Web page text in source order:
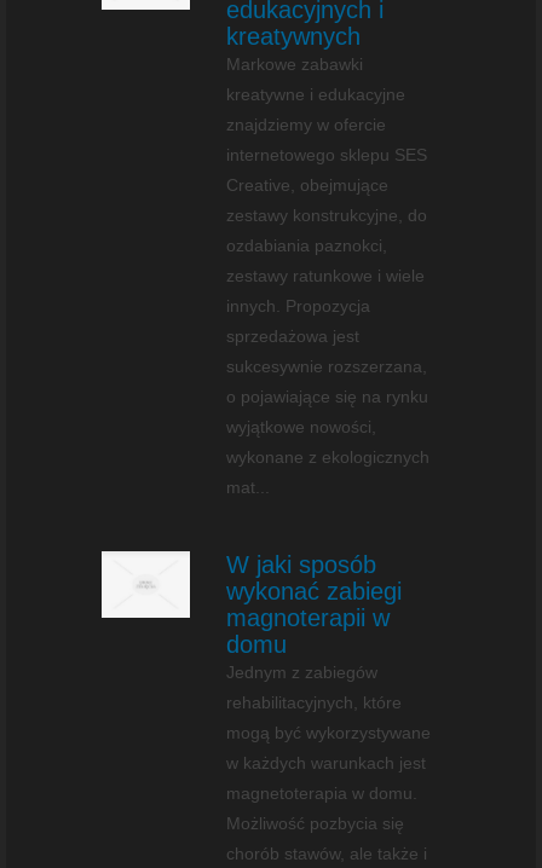
edukacyjnych i
kreatywnych
Markowe zabawki
kreatywne i edukacyjne
znajdziemy w ofercie
internetowego sklepu SES
Creative, obejmujące
zestawy konstrukcyjne, do
ozdabiania paznokci,
zestawy ratunkowe i wiele
innych. Propozycja
sprzedażowa jest
sukcesywnie rozszerzana,
o pojawiające się na rynku
wyjątkowe nowości,
wykonane z ekologicznych
mat...
W jaki sposób
wykonać zabiegi
magnoterapii w
domu
Jednym z zabiegów
rehabilitacyjnych, które
mogą być wykorzystywane
w każdych warunkach jest
magnetoterapia w domu.
Możliwość pozbycia się
chorób stawów, ale także i